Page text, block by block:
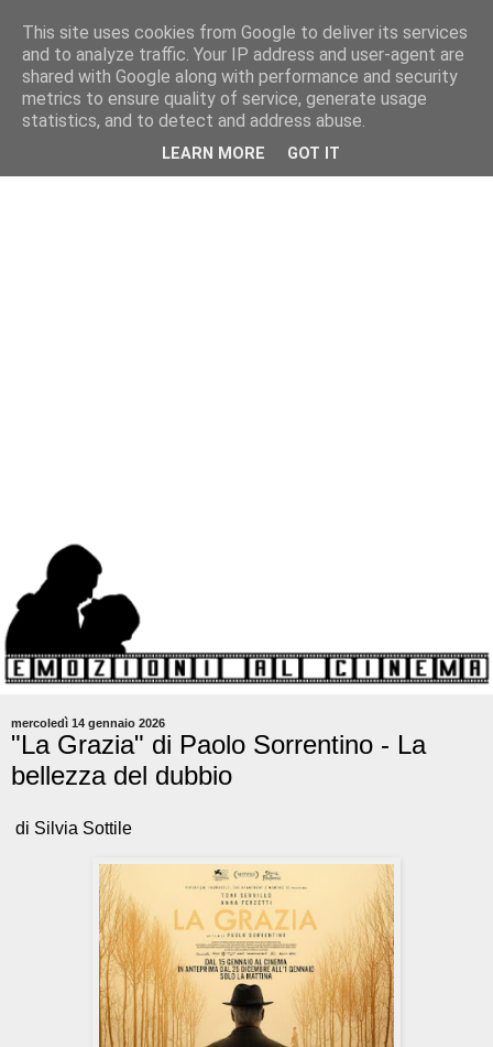
mercoledì 14 gennaio 2026
"La Grazia" di Paolo Sorrentino - La
bellezza del dubbio
di Silvia Sottile
This site uses cookies from Google to deliver its services
and to analyze traffic. Your IP address and user-agent are
shared with Google along with performance and security
metrics to ensure quality of service, generate usage
statistics, and to detect and address abuse.
LEARN MORE GOT IT